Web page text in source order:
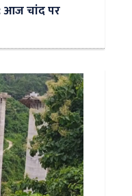
आज चांद पर